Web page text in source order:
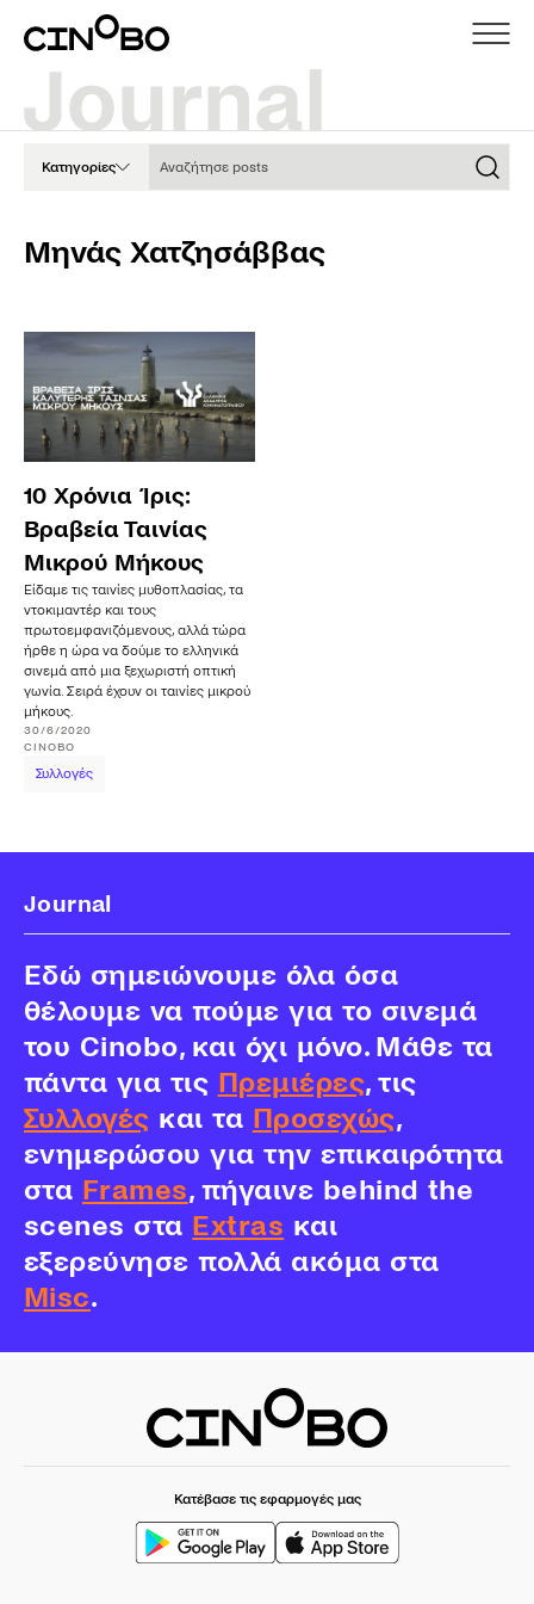
Κατηγορίες
Μηνάς Χατζησάββας
10 Χρόνια Ίρις:
Βραβεία Ταινίας
Μικρού Μήκους
Είδαμε τις ταινίες μυθοπλασίας, τα
ντοκιμαντέρ και τους
πρωτοεμφανιζόμενους, αλλά τώρα
ήρθε η ώρα να δούμε το ελληνικά
σινεμά από μια ξεχωριστή οπτική
γωνία. Σειρά έχουν οι ταινίες μικρού
μήκους.
30/6/2020
CINOBO
Συλλογές
Journal
Εδώ σημειώνουμε όλα όσα
θέλουμε να πούμε για το σινεμά
του Cinobo, και όχι μόνο. Μάθε τα
πάντα για τις Πρεμιέρες, τις
Συλλογές και τα Προσεχώς,
ενημερώσου για την επικαιρότητα
στα Frames, πήγαινε behind the
scenes στα Extras και
εξερεύνησε πολλά ακόμα στα
Misc.
Κατέβασε τις εφαρμογές μας